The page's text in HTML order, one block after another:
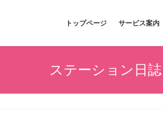
トップページ サービス案内
ステーション日誌